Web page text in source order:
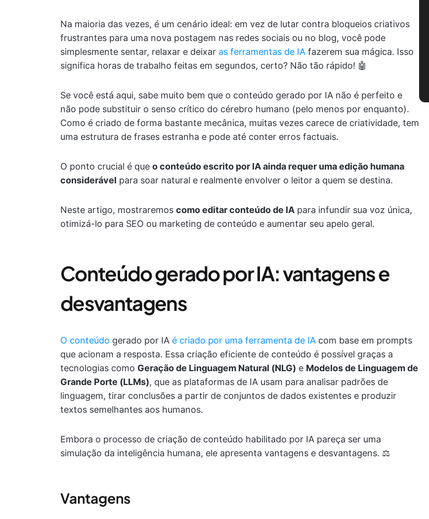
Na maioria das vezes, é um cenário ideal: em vez de lutar contra bloqueios criativos
frustrantes para uma nova postagem nas redes sociais ou no blog, você pode
simplesmente sentar, relaxar e deixar as ferramentas de IA fazerem sua mágica. Isso
significa horas de trabalho feitas em segundos, certo? Não tão rápido! 🤖
Se você está aqui, sabe muito bem que o conteúdo gerado por IA não é perfeito e
não pode substituir o senso crítico do cérebro humano (pelo menos por enquanto).
Como é criado de forma bastante mecânica, muitas vezes carece de criatividade, tem
uma estrutura de frases estranha e pode até conter erros factuais.
O ponto crucial é que o conteúdo escrito por IA ainda requer uma edição humana
considerável para soar natural e realmente envolver o leitor a quem se destina.
Neste artigo, mostraremos como editar conteúdo de IA para infundir sua voz única,
otimizá-lo para SEO ou marketing de conteúdo e aumentar seu apelo geral.
Conteúdo gerado por IA: vantagens e
desvantagens
O conteúdo gerado por IA é criado por uma ferramenta de IA com base em prompts
que acionam a resposta. Essa criação eficiente de conteúdo é possível graças a
tecnologias como Geração de Linguagem Natural (NLG) e Modelos de Linguagem de
Grande Porte (LLMs), que as plataformas de IA usam para analisar padrões de
linguagem, tirar conclusões a partir de conjuntos de dados existentes e produzir
textos semelhantes aos humanos.
Embora o processo de criação de conteúdo habilitado por IA pareça ser uma
simulação da inteligência humana, ele apresenta vantagens e desvantagens. ⚖️
Vantagens